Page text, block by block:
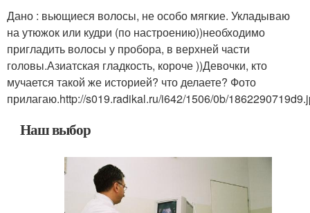
Дано : вьющиеся волосы, не особо мягкие. Укладываю
на утюжок или кудри (по настроению))необходимо
пригладить волосы у пробора, в верхней части
головы.Азиатская гладкость, короче ))Девочки, кто
мучается такой же историей? что делаете? Фото
прилагаю.http://s019.radikal.ru/i642/1506/0b/
Наш выбор